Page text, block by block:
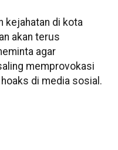
kejahatan di kota
akan terus
agar
memprovokasi
di media sosial.